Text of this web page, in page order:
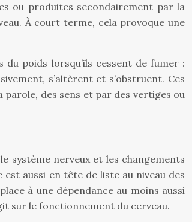
ou produites secondairement par la
À court terme, cela provoque une
poids lorsqu’ils cessent de fumer :
s’altèrent et s’obstruent. Ces
des sens et par des vertiges ou
système nerveux et les changements
aussi en tête de liste au niveau des
à une dépendance au moins aussi
sur le fonctionnement du cerveau.